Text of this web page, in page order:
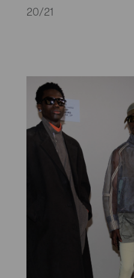
20/21